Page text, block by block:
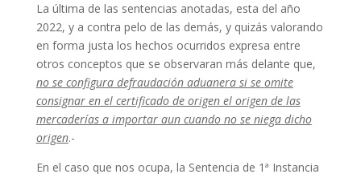
La última de las sentencias anotadas, esta del año
2022, y a contra pelo de las demás, y quizás valorando
en forma justa los hechos ocurridos expresa entre
otros conceptos que se observaran más delante que,
no se configura defraudación aduanera si se omite
consignar en el certificado de origen el origen de las
mercaderías a importar aun cuando no se niega dicho
origen.-
En el caso que nos ocupa, la Sentencia de 1ª Instancia